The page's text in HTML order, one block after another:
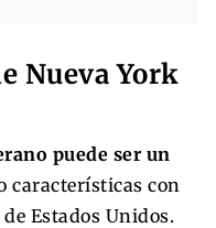
Nueva York
puede ser un
características con
Estados Unidos.